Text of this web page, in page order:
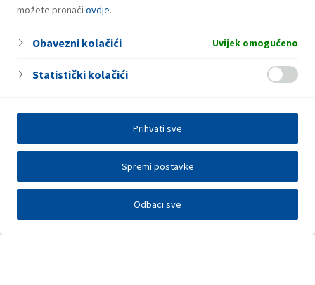
možete pronaći ovdje.
Obavezni kolačići Uvijek omogućeno
Statistički kolačići
Odbaci sve
Spremi postavke
Prihvati sve